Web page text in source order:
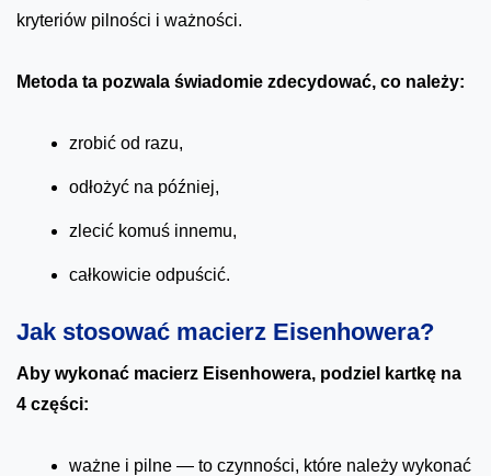
kryteriów pilności i ważności.
Metoda ta pozwala świadomie zdecydować, co należy:
zrobić od razu,
odłożyć na później,
zlecić komuś innemu,
całkowicie odpuścić.
Jak stosować macierz Eisenhowera?
Aby wykonać macierz Eisenhowera, podziel kartkę na
4 części:
ważne i pilne — to czynności, które należy wykonać